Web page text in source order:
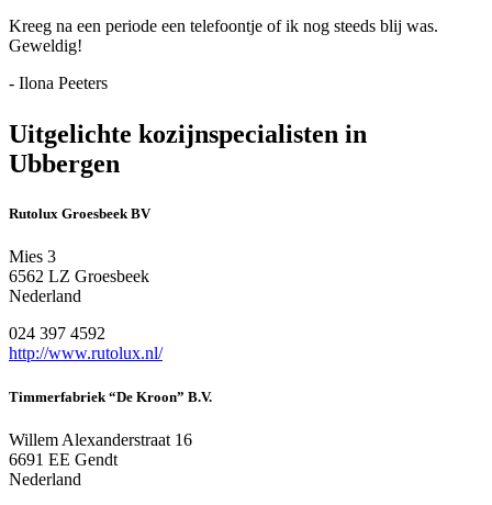
Kreeg na een periode een telefoontje of ik nog steeds blij was.
Geweldig!
- Ilona Peeters
Uitgelichte kozijnspecialisten in
Ubbergen
Rutolux Groesbeek BV
Mies 3
6562 LZ Groesbeek
Nederland
024 397 4592
http://www.rutolux.nl/
Timmerfabriek “De Kroon” B.V.
Willem Alexanderstraat 16
6691 EE Gendt
Nederland